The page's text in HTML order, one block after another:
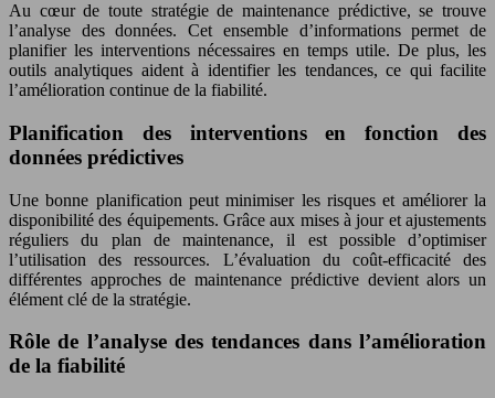
Au cœur de toute stratégie de maintenance prédictive, se trouve
l’analyse des données. Cet ensemble d’informations permet de
planifier les interventions nécessaires en temps utile. De plus, les
outils analytiques aident à identifier les tendances, ce qui facilite
l’amélioration continue de la fiabilité.
Planification des interventions en fonction des
données prédictives
Une bonne planification peut minimiser les risques et améliorer la
disponibilité des équipements. Grâce aux mises à jour et ajustements
réguliers du plan de maintenance, il est possible d’optimiser
l’utilisation des ressources. L’évaluation du coût-efficacité des
différentes approches de maintenance prédictive devient alors un
élément clé de la stratégie.
Rôle de l’analyse des tendances dans l’amélioration
de la fiabilité